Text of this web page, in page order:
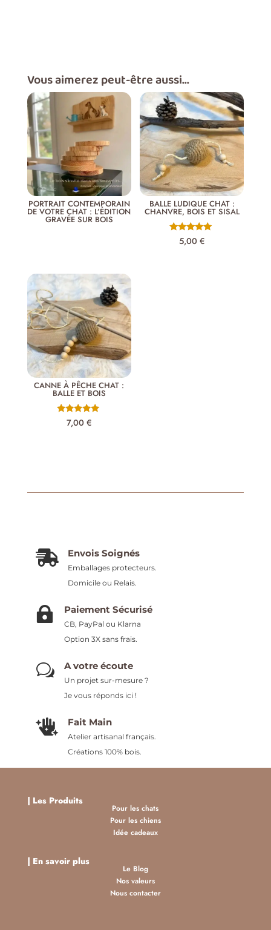
Vous aimerez peut-être aussi…
PORTRAIT CONTEMPORAIN
DE VOTRE CHAT : L’ÉDITION
GRAVÉE SUR BOIS
BALLE LUDIQUE CHAT :
CHANVRE, BOIS ET SISAL
Note
5.00
5,00 €
CANNE À PÊCHE CHAT :
BALLE ET BOIS
Note
5.00
7,00 €
 Envois Soignés
Emballages protecteurs.
Domicile ou Relais.
 Paiement Sécurisé
CB, PayPal ou Klarna
Option 3X sans frais.
w A votre écoute
Un projet sur-mesure ?
Je vous réponds ici !
 Fait Main
Atelier artisanal français.
Créations 100% bois.
| Les Produits
Pour les chats
Pour les chiens
Idée cadeaux
| En savoir plus
Le Blog
Nos valeurs
Nous contacter